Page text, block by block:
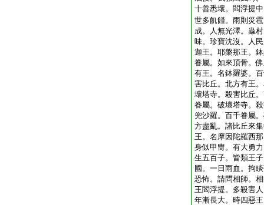
十善悉壞。閻浮提
世多飢饉。雨則災
成。人無光澤。蟲
味。珍寶沈沒。人
迦王。耶槃那王。
眷屬。如來頂骨。
有王。名鉢羅婆。
害比丘。北方有王
壞塔寺。殺害比丘
眷屬。破壞塔寺。
兜沙羅。百千眷屬
方盡亂。諸比丘來
王。名摩因陀羅西
身似甲冑。有大勇
生五百子。皆類王
國。一日雨血。拘
恐怖。請問相師。
王閻浮提。多殺害
年漸長大。時四惡